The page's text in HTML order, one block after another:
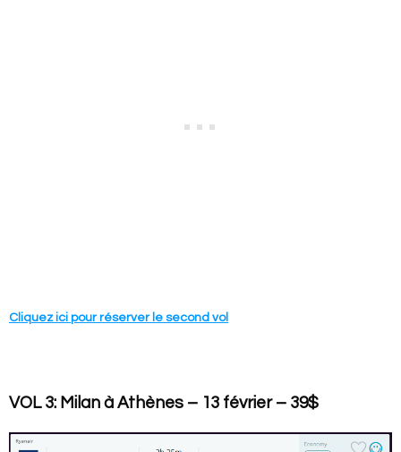
Cliquez ici pour réserver le second vol
VOL 3: Milan à Athènes – 13 février – 39$